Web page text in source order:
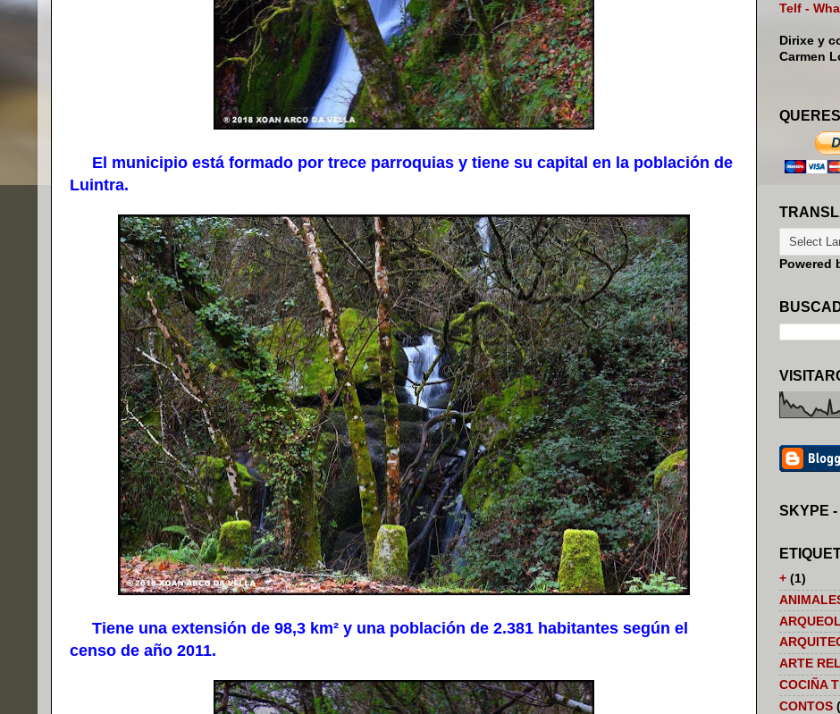
El municipio está formado por trece parroquias y tiene su capital en la población de
Luintra.
Tiene una extensión de 98,3 km² y una población de 2.381 habitantes según el
censo de año 2011.
Telf -
Dirixe y
Carmen
Powered
SKYPE
+ (1)
ARTE
COCIÑA
CONTOS